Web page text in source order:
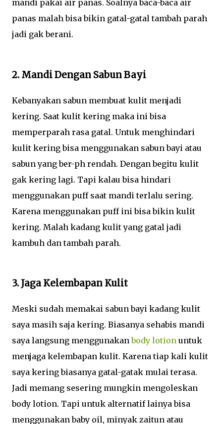
mandi pakai air panas. Soalnya baca-baca air
panas malah bisa bikin gatal-gatal tambah parah
jadi gak berani.
2. Mandi Dengan Sabun Bayi
Kebanyakan sabun membuat kulit menjadi
kering. Saat kulit kering maka ini bisa
memperparah rasa gatal. Untuk menghindari
kulit kering bisa menggunakan sabun bayi atau
sabun yang ber-ph rendah. Dengan begitu kulit
gak kering lagi. Tapi kalau bisa hindari
menggunakan puff saat mandi terlalu sering.
Karena menggunakan puff ini bisa bikin kulit
kering. Malah kadang kulit yang gatal jadi
kambuh dan tambah parah.
3. Jaga Kelembapan Kulit
Meski sudah memakai sabun bayi kadang kulit
saya masih saja kering. Biasanya sehabis mandi
saya langsung menggunakanbody lotion untuk
menjaga kelembapan kulit. Karena tiap kali kulit
saya kering biasanya gatal-gatak mulai terasa.
Jadi memang sesering mungkin mengoleskan
body lotion. Tapi untuk alternatif lainya bisa
menggunakan baby oil, minyak zaitun atau